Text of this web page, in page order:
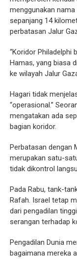
menggunakan
sepanjang 14
perbatasan Jalur
“Koridor Philadelphi
Hamas, yang biasa
ke wilayah Jalur
Hagari tidak
“operasional.”
mengatakan ada
bagian koridor.
Perbatasan dengan
merupakan satu-
tidak dikontrol
Pada Rabu, tank-
Rafah. Israel tetap
dari pengadilan
serangan terhadap
Pengadilan Dunia
bagaimana mereka